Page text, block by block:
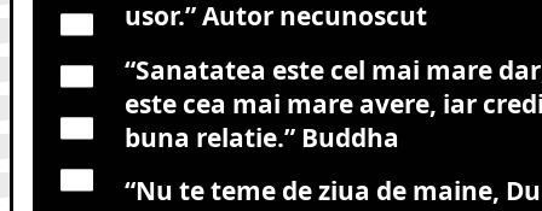
usor.”Autor necunoscut
“Sanatatea este cel mai mare
este cea mai mare avere, iar
buna relatie.”Buddha
“Nu te teme de ziua de maine,